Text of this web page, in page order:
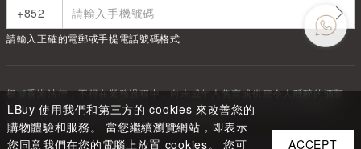
LBuy 使用我們和第三方的 cookies 來改善您的
購物體驗和服務。 當您繼續瀏覽網站，即表示
您同意我們在您的電腦上放置 cookies。 您可
ACCEPT
請輸入正確的電郵或手提電話號碼格式
根據香港法律，不得在業務過程中，向未成年人售賣或供應令人醺醉的酒類
Under the law of Hong Kong, intoxicating liquor must not be sold or
supplied to a minor in the course of business.